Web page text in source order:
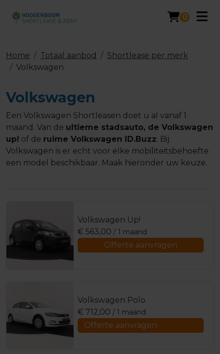
0
Home Totaal aanbod
Shortlease per merk
Volkswagen
Volkswagen
Een Volkswagen Shortleasen doet u al vanaf 1
maand. Van de ultieme stadsauto, de Volkswagen
up! of de ruime Volkswagen ID.Buzz. Bij
Volkswagen is er echt voor elke mobiliteitsbehoefte
een model beschikbaar. Maak hieronder uw keuze.
Volkswagen Up!
€ 563,00 / 1 maand
Offerte aanvragen
Volkswagen Polo
€ 712,00 / 1 maand
Offerte aanvragen